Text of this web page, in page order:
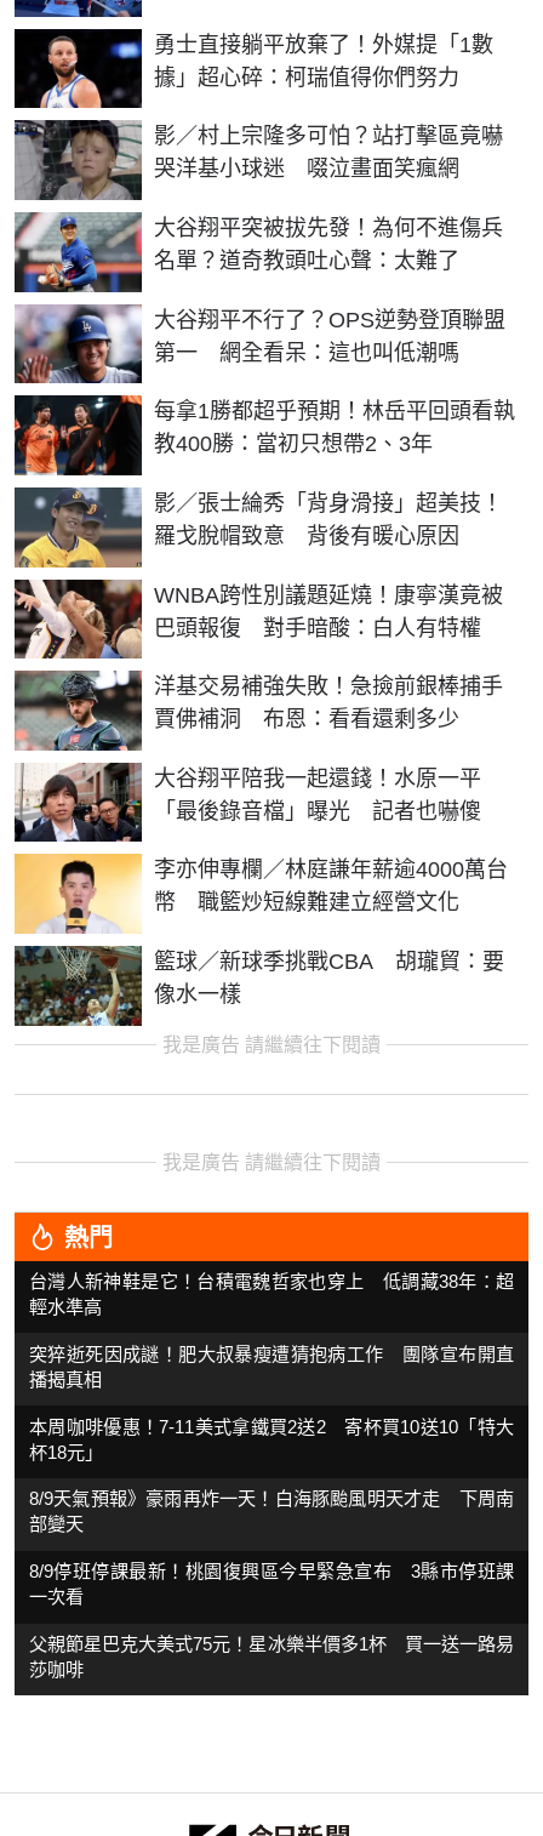
勇士直接躺平放棄了！外媒提「1數
據」超心碎：柯瑞值得你們努力
影／村上宗隆多可怕？站打擊區竟嚇
哭洋基小球迷 啜泣畫面笑瘋網
大谷翔平突被拔先發！為何不進傷兵
名單？道奇教頭吐心聲：太難了
大谷翔平不行了？OPS逆勢登頂聯盟
第一 網全看呆：這也叫低潮嗎
每拿1勝都超乎預期！林岳平回頭看執
教400勝：當初只想帶2、3年
影／張士綸秀「背身滑接」超美技！
羅戈脫帽致意 背後有暖心原因
WNBA跨性別議題延燒！康寧漢竟被
巴頭報復 對手暗酸：白人有特權
洋基交易補強失敗！急撿前銀棒捕手
賈佛補洞 布恩：看看還剩多少
大谷翔平陪我一起還錢！水原一平
「最後錄音檔」曝光 記者也嚇傻
李亦伸專欄／林庭謙年薪逾4000萬台
幣 職籃炒短線難建立經營文化
籃球／新球季挑戰CBA 胡瓏貿：要
像水一樣
我是廣告 請繼續往下閱讀
我是廣告 請繼續往下閱讀
熱門
台灣人新神鞋是它！台積電魏哲家也穿上 低調藏38年：超
輕水準高
突猝逝死因成謎！肥大叔暴瘦遭猜抱病工作 團隊宣布開直
播揭真相
本周咖啡優惠！7-11美式拿鐵買2送2 寄杯買10送10「特大
杯18元」
8/9天氣預報》豪雨再炸一天！白海豚颱風明天才走 下周南
部變天
8/9停班停課最新！桃園復興區今早緊急宣布 3縣市停班課
一次看
父親節星巴克大美式75元！星冰樂半價多1杯 買一送一路易
莎咖啡